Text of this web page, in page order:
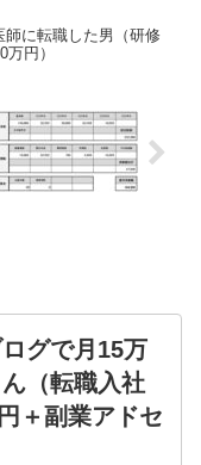
師に転職した男（研修
円）
グで月15万
（転職入社
＋副業アドセ